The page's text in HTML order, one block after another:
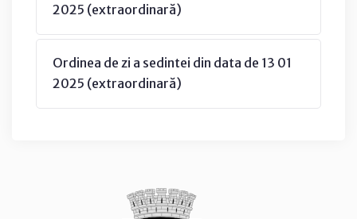
2025 (extraordinară)
Ordinea de zi a sedintei din data de 13 01
2025 (extraordinară)